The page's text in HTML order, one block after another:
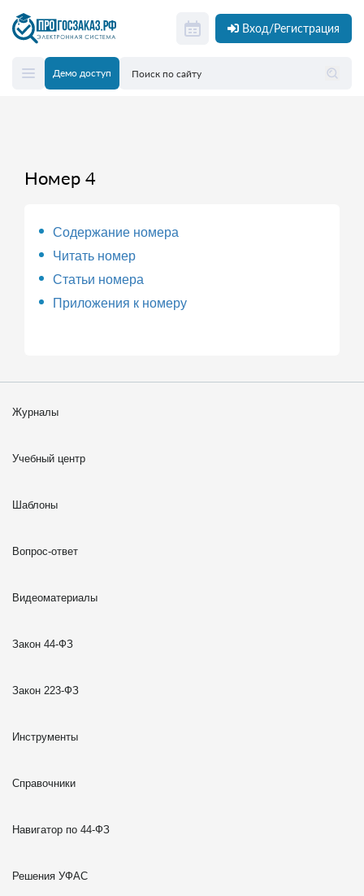
Вход/Регистрация
Демо доступ
Номер 4
Содержание номера
Читать номер
Статьи номера
Приложения к номеру
Журналы
Учебный центр
Шаблоны
Вопрос-ответ
Видеоматериалы
Закон 44-ФЗ
Закон 223-ФЗ
Инструменты
Справочники
Навигатор по 44-ФЗ
Решения УФАС